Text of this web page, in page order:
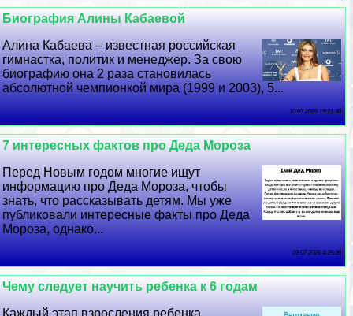
Биография Алины Кабаевой
Алина Кабаева – известная российская
гимнастка, политик и менеджер. За свою
биографию она 2 раза становилась
абсолютной чемпионкой мира (1999 и 2003), 5...
10 07 2026 19:21:30
7 интересных фактов про Деда Мороза
Перед Новым годом многие ищут
информацию про Деда Мороза, чтобы
знать, что рассказывать детям. Мы уже
публиковали интересные факты про Деда
Мороза, однако...
09 07 2026 4:29:36
Чему следует научить ребенка к 6 годам
Каждый этап взросления ребенка